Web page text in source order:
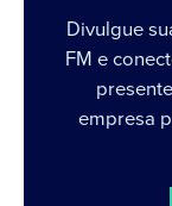
Divulgue
FM e
empresa